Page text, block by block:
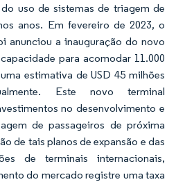
uso de sistemas de triagem de
anos. Em fevereiro de 2023, o
anunciou a inauguração do novo
para acomodar 11.000
estimativa de USD 45 milhões
Este novo terminal
no desenvolvimento e
de passageiros de próxima
de tais planos de expansão e das
de terminais internacionais,
do mercado registre uma taxa